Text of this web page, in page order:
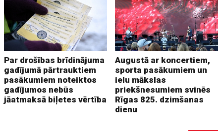
Par drošības brīdinājuma
gadījumā pārtrauktiem
pasākumiem noteiktos
gadījumos nebūs
jāatmaksā biļetes vērtība
Augustā ar koncertiem,
sporta pasākumiem un
ielu mākslas
priekšnesumiem svinēs
Rīgas 825. dzimšanas
dienu